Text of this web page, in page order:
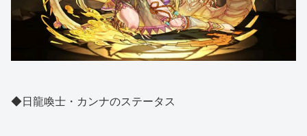
◆日龍喚士・カンナのステータス